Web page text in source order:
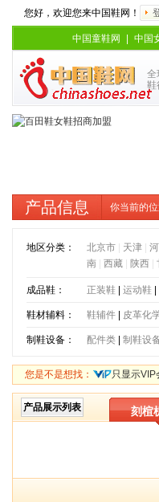
您好，欢迎您来中国鞋网！
中国童鞋网 中国
全
鞋
产品信息 你当前的位
地区分类： 北京市| 天津|
南| 西藏| 陕西|
成品鞋： 正装鞋| 运动鞋|
鞋材辅料： 鞋辅件| 皮革化
制鞋设备： 配件类| 制鞋设
您是不是想找： 只显示VIP
产品展示列表 刻楦